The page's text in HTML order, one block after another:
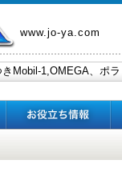
www.jo-ya.com